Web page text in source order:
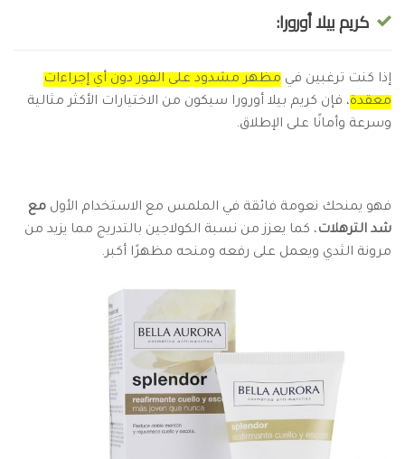
كريم بيلا أورورا:
إذا كنت ترغبين في مظهر مشدود على الفور دون أي إجراءات
معقدة، فإن كريم بيلا أورورا سيكون من الاختيارات الأكثر مثالية
وسرعة وأمانًا على الإطلاق.
فهو يمنحك نعومة فائقة في الملمس مع الاستخدام الأول مع
شد الترهلات، كما يعزز من نسبة الكولاجين بالتدريج مما يزيد من
مرونة الثدي ويعمل على رفعه ومنحه مظهرًا أكبر.